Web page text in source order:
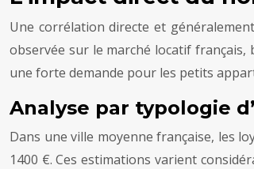
Une corrélation directe et
observée sur le marché locatif français,
une forte demande pour les petits
Analyse par typologie
Dans une ville moyenne française, les
1400 €. Ces estimations varient